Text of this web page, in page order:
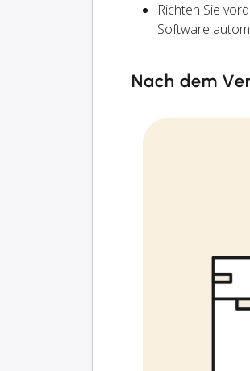
Richten Sie
Software
Nach dem